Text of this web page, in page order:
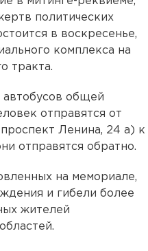
политических
в воскресенье,
комплекса на
тракта.
автобусов общей
отправятся от
Ленина, 24 а) к
отправятся обратно.
на мемориале,
и гибели более
жителей